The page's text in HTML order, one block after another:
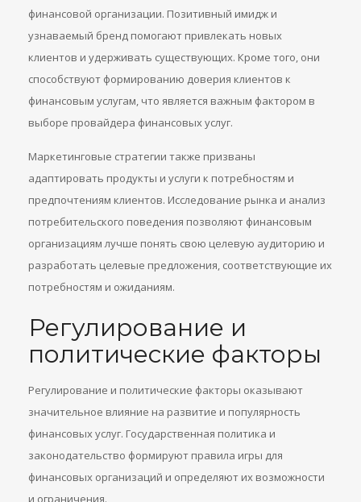
финансовой организации. Позитивный имидж и
узнаваемый бренд помогают привлекать новых
клиентов и удерживать существующих. Кроме того, они
способствуют формированию доверия клиентов к
финансовым услугам, что является важным фактором в
выборе провайдера финансовых услуг.
Маркетинговые стратегии также призваны
адаптировать продукты и услуги к потребностям и
предпочтениям клиентов. Исследование рынка и анализ
потребительского поведения позволяют финансовым
организациям лучше понять свою целевую аудиторию и
разработать целевые предложения, соответствующие их
потребностям и ожиданиям.
Регулирование и
политические факторы
Регулирование и политические факторы оказывают
значительное влияние на развитие и популярность
финансовых услуг. Государственная политика и
законодательство формируют правила игры для
финансовых организаций и определяют их возможности
и ограничения.